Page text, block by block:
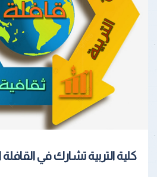
كلية التربية تشارك في القافلة